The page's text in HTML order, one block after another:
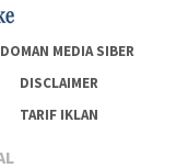
MEDIA SIBER
DISCLAIMER
TARIF IKLAN